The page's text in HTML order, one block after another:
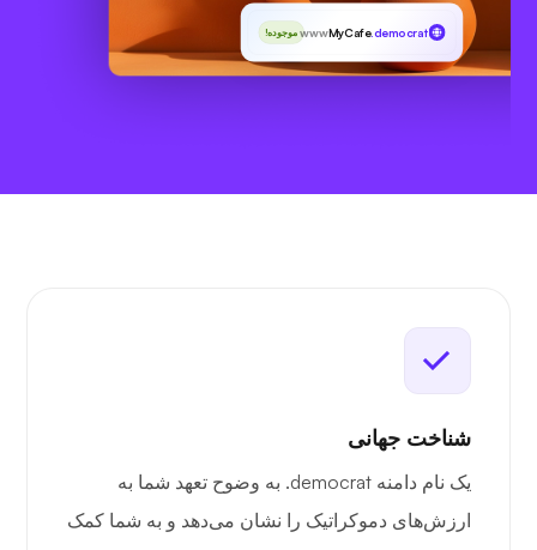
wwwMyCafe.democrat موجوده!
شناخت جهانی
یک نام دامنه ‎.democrat به وضوح تعهد شما به
ارزش‌های دموکراتیک را نشان می‌دهد و به شما کمک